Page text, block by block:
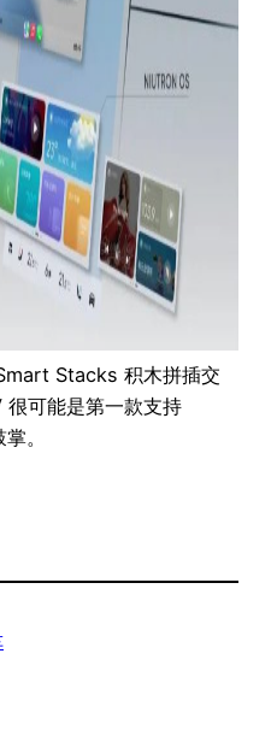
Stacks 积木拼插交
可能是第一款支持
。